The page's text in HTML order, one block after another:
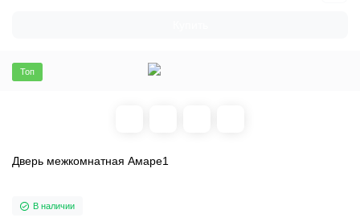
Топ
Дверь межкомнатная Амаре1
В наличии